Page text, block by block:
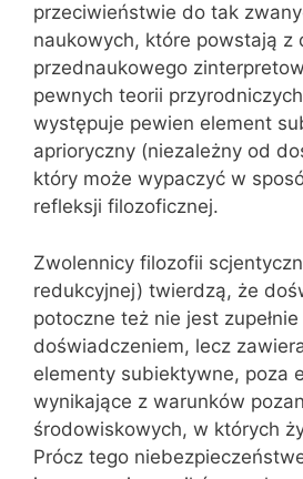
przeciwieństwie do tak
naukowych, które powstają z
przednaukowego
pewnych teorii
występuje pewien element
aprioryczny (niezależny od
który może wypaczyć w
refleksji filozoficznej.
Zwolennicy filozofii
redukcyjnej) twierdzą, że
potoczne też nie jest
doświadczeniem, lecz
elementy subiektywne, poza
wynikające z warunków
środowiskowych, w których
Prócz tego